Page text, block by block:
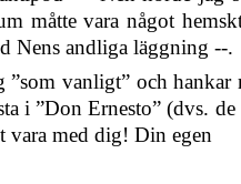
måtte vara något
Nens andliga läggning --.
”som vanligt” och
i ”Don Ernesto” (dvs.
vara med dig! Din egen